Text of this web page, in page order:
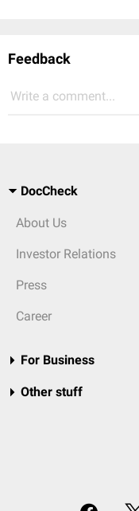
Feedback
Write a comment...
DocCheck
About Us
Investor Relations
Press
Career
For Business
Other stuff